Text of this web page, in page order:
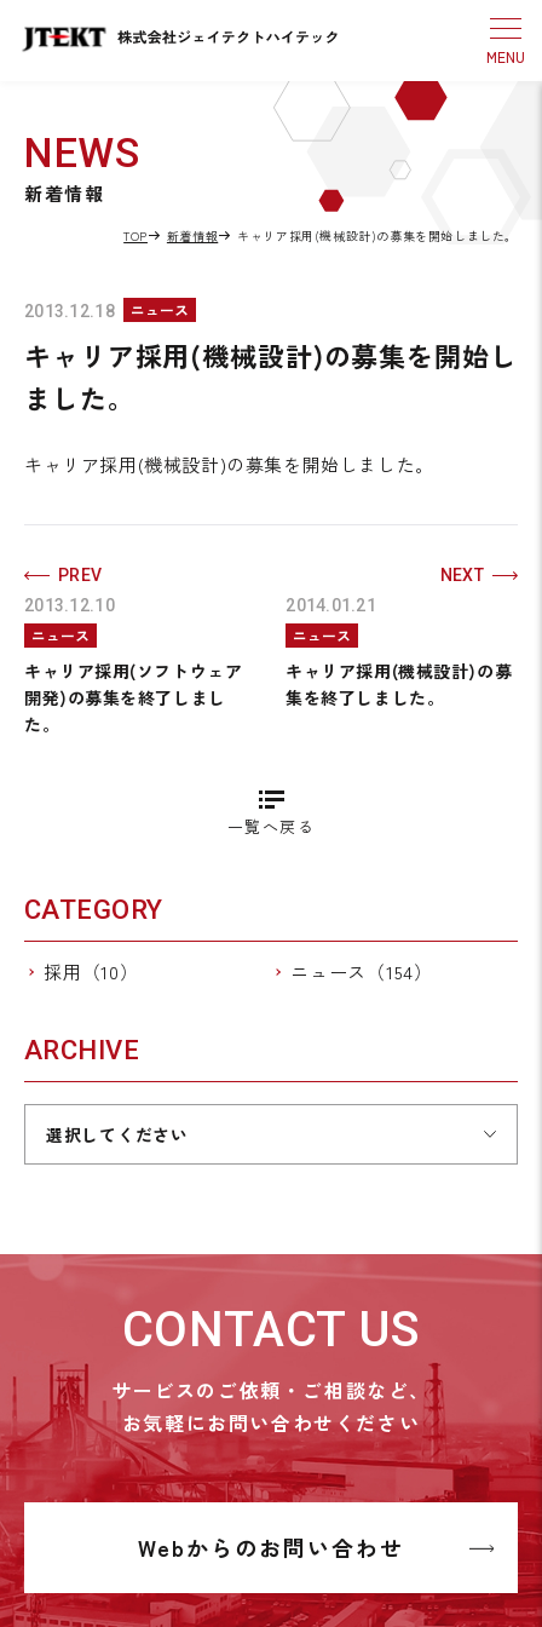
NEWS
新着情報
TOP 新着情報 キャリア採用(機械設計)の募集を開始しました。
2013.12.18 ニュース
キャリア採用(機械設計)の募集を開始し
ました。
キャリア採用(機械設計)の募集を開始しました。
PREV
2013.12.10
ニュース
キャリア採用(ソフトウェア
開発)の募集を終了しまし
た。
一覧へ戻る
NEXT
2014.01.21
ニュース
キャリア採用(機械設計)の募
集を終了しました。
CATEGORY
採用（10） ニュース（154）
ARCHIVE
選択してください
CONTACT US
サービスのご依頼・ご相談など、
お気軽にお問い合わせください
Webからのお問い合わせ